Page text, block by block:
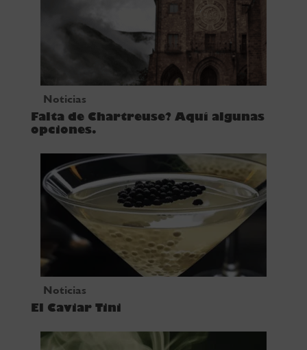
Noticias
Falta de Chartreuse? Aquí algunas
opciones.
Noticias
El Caviar Tini